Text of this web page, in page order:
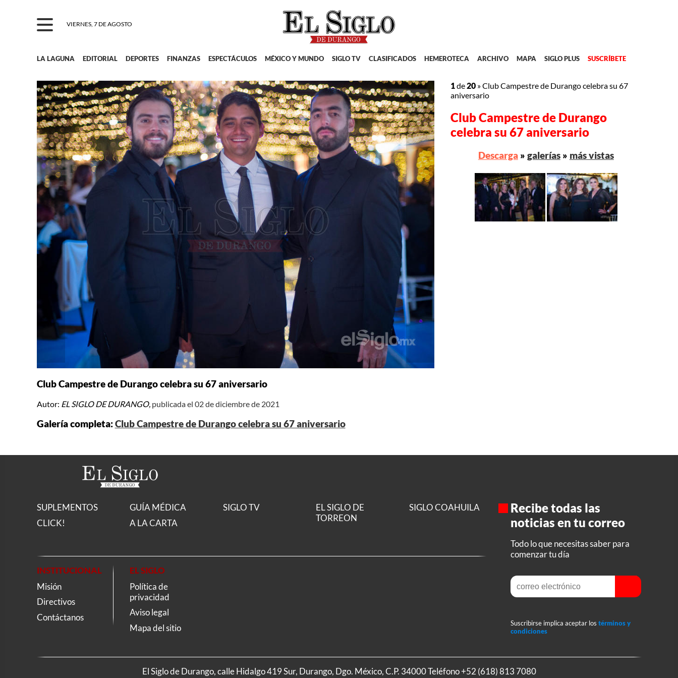
VIERNES, 7 DE AGOSTO
LA LAGUNA EDITORIAL DEPORTES FINANZAS ESPECTÁCULOS MÉXICO Y MUNDO SIGLO TV CLASIFICADOS HEMEROTECA ARCHIVO MAPA SIGLO PLUS SUSCRÍBETE
Club Campestre de Durango celebra su 67 aniversario
Autor: EL SIGLO DE DURANGO, publicada el 02 de diciembre de 2021
Galería completa:Club Campestre de Durango celebra su 67 aniversario
1de20 »Club Campestre de Durango celebra su 67
aniversario
Club Campestre de Durango
celebra su 67 aniversario
Descarga» galerías» más vistas
SUPLEMENTOS
CLICK!
GUÍA MÉDICA
A LA CARTA
SIGLO TV
EL SIGLO DE
TORREON
SIGLO COAHUILA
INSTITUCIONAL
Misión
Directivos
Contáctanos
EL SIGLO
Política de
privacidad
Aviso legal
Mapa del sitio
Recibe todas las
noticias en tu correo
Todo lo que necesitas saber para
comenzar tu día
Suscribirse implica aceptar los términos y
condiciones
El Siglo de Durango, calle Hidalgo 419 Sur, Durango, Dgo. México, C.P. 34000 Teléfono+52 (618) 813 7080